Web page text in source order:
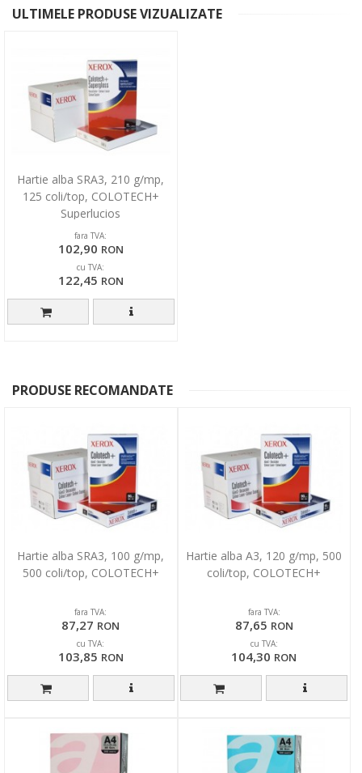
ULTIMELE PRODUSE VIZUALIZATE
Hartie alba SRA3, 210 g/mp,
125 coli/top, COLOTECH+
Superlucios
fara TVA:
102,90 RON
cu TVA:
122,45 RON
PRODUSE RECOMANDATE
Hartie alba SRA3, 100 g/mp,
500 coli/top, COLOTECH+
fara TVA:
87,27 RON
cu TVA:
103,85 RON
Hartie alba A3, 120 g/mp, 500
coli/top, COLOTECH+
fara TVA:
87,65 RON
cu TVA:
104,30 RON